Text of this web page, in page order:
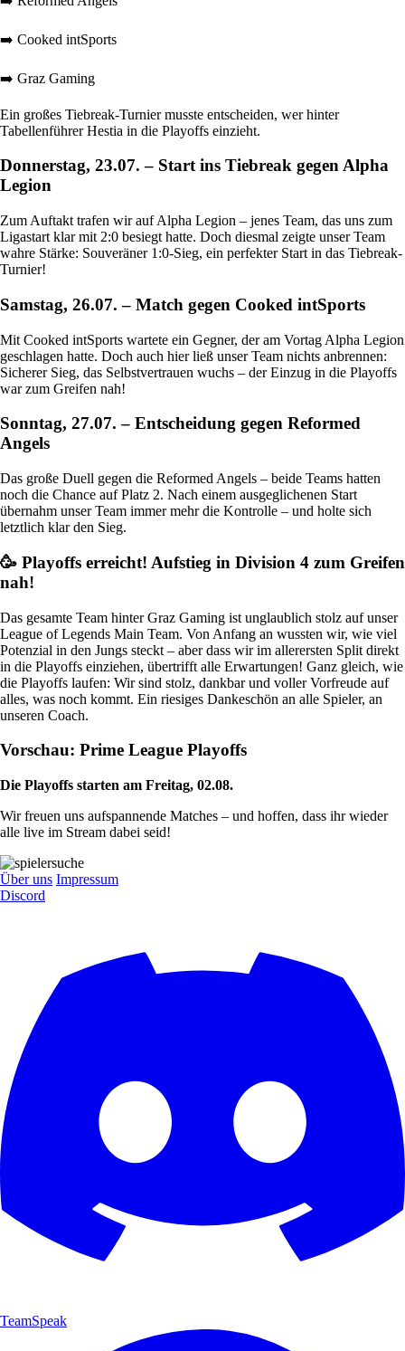
➡️ Cooked intSports
➡️ Graz Gaming
Ein großes Tiebreak-Turnier musste entscheiden, wer hinter
Tabellenführer Hestia in die Playoffs einzieht.
Donnerstag, 23.07. – Start ins Tiebreak gegen Alpha
Legion
Zum Auftakt trafen wir auf Alpha Legion – jenes Team, das uns zum
Ligastart klar mit 2:0 besiegt hatte. Doch diesmal zeigte unser Team
wahre Stärke: Souveräner 1:0-Sieg, ein perfekter Start in das Tiebreak-
Turnier!
Samstag, 26.07. – Match gegen Cooked intSports
Mit Cooked intSports wartete ein Gegner, der am Vortag Alpha Legion
geschlagen hatte. Doch auch hier ließ unser Team nichts anbrennen:
Sicherer Sieg, das Selbstvertrauen wuchs – der Einzug in die Playoffs
war zum Greifen nah!
Sonntag, 27.07. – Entscheidung gegen Reformed
Angels
Das große Duell gegen die Reformed Angels – beide Teams hatten
noch die Chance auf Platz 2. Nach einem ausgeglichenen Start
übernahm unser Team immer mehr die Kontrolle – und holte sich
letztlich klar den Sieg.
🥳 Playoffs erreicht! Aufstieg in Division 4 zum Greifen
nah!
Das gesamte Team hinter Graz Gaming ist unglaublich stolz auf unser
League of Legends Main Team. Von Anfang an wussten wir, wie viel
Potenzial in den Jungs steckt – aber dass wir im allerersten Split direkt
in die Playoffs einziehen, übertrifft alle Erwartungen! Ganz gleich, wie
die Playoffs laufen: Wir sind stolz, dankbar und voller Vorfreude auf
alles, was noch kommt. Ein riesiges Dankeschön an alle Spieler, an
unseren Coach.
Vorschau: Prime League Playoffs
Die Playoffs starten am Freitag, 02.08.
Wir freuen uns aufspannende Matches – und hoffen, dass ihr wieder
alle live im Stream dabei seid!
Über uns Impressum
Discord
TeamSpeak